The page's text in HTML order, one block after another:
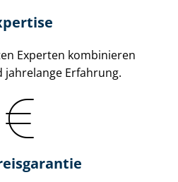
Experten kombinieren
jahrelange Erfahrung.